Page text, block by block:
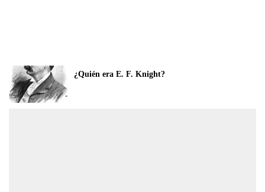
¿Quién era E. F. Knight?